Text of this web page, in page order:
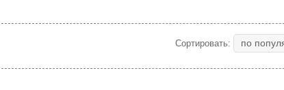
Сортировать: по